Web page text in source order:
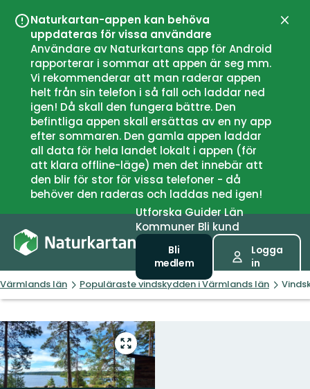
Naturkartan-appen kan behöva
uppdateras för vissa användare
Användare av Naturkartans app för Android
rapporterar i sommar att appen är seg mm.
Vi rekommenderar att man raderar appen
helt från sin telefon i så fall och laddar ned
igen! Då skall den fungera bättre. Den
befintliga appen skall ersättas av en ny app
efter sommaren. Den gamla appen laddar
all data för hela landet lokalt i appen (för
att klara offline-läge) men det innebär att
den blir för stor för vissa telefoner - då
behöver den raderas och laddas ned igen!
UtforskaGuiderLän
Kommuner Bli kund
Bli
medlem
Logga
in
Värmlands län Populäraste vindskydden i Värmlands län
Gå
till
helskärmsläge